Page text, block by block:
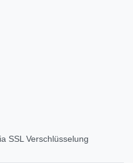
SSL Verschlüsselung